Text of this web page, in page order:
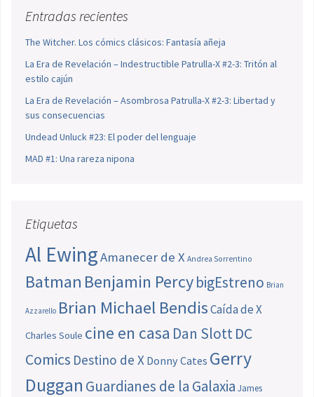
Entradas recientes
The Witcher. Los cómics clásicos: Fantasía añeja
La Era de Revelación – Indestructible Patrulla-X #2-3: Tritón al
estilo cajún
La Era de Revelación – Asombrosa Patrulla-X #2-3: Libertad y
sus consecuencias
Undead Unluck #23: El poder del lenguaje
MAD #1: Una rareza nipona
Etiquetas
Al EwingAmanecer de X Andrea Sorrentino
Batman Benjamin PercybigEstreno Brian
Azzarello Brian Michael BendisCaída de X
Charles Soule cine en casa Dan SlottDC
Comics Destino de X Donny Cates Gerry
Duggan Guardianes de la Galaxia James